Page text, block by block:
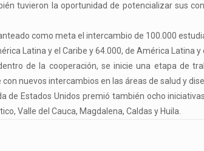
tuvieron la oportunidad de potencializar sus
como meta el intercambio de 100.000
Latina y el Caribe y 64.000, de América Latina
de la cooperación, se inicie una etapa de
nuevos intercambios en las áreas de salud y
de Estados Unidos premió también ocho
Valle del Cauca, Magdalena, Caldas y Huila.